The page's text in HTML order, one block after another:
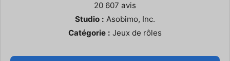
20 607 avis
Studio : Asobimo, Inc.
Catégorie : Jeux de rôles